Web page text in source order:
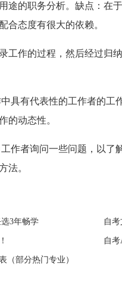
途的职务分析。缺点：在
合态度有很大的依赖。
工作的过程，然后经过归
具有代表性的工作者的工
的动态性。
作者询问一些问题，以了
法。
3年畅学 自
自
（部分热门专业）